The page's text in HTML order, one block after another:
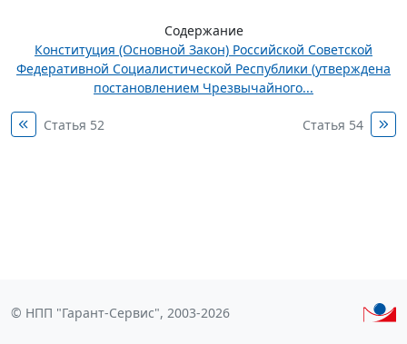
Содержание
Конституция (Основной Закон) Российской Советской
Федеративной Социалистической Республики (утверждена
постановлением Чрезвычайного...
Статья 52 Статья 54
© НПП "Гарант-Сервис", 2003-2026